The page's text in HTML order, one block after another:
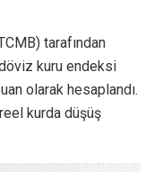
tarafından
kuru endeksi
olarak hesaplandı.
kurda düşüş